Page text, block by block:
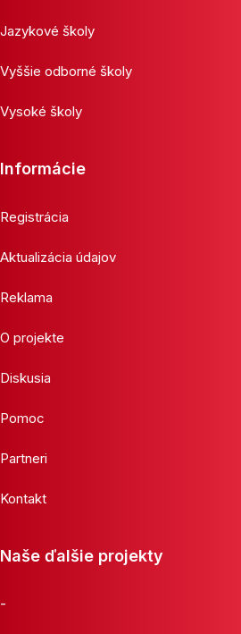
Jazykové školy
Vyššie odborné školy
Vysoké školy
Informácie
Registrácia
Aktualizácia údajov
Reklama
O projekte
Diskusia
Pomoc
Partneri
Kontakt
Naše ďalšie projekty
-